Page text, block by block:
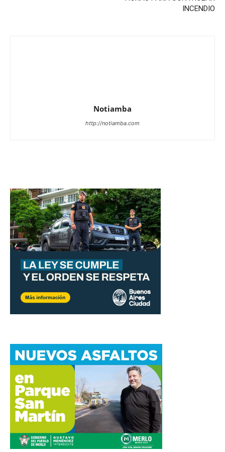
INCENDIO
Notiamba
http://notiamba.com